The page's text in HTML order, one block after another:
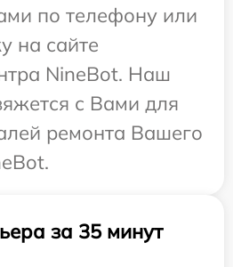
по телефону или
на сайте
NineBot. Наш
с Вами для
ремонта Вашего
за 35 минут